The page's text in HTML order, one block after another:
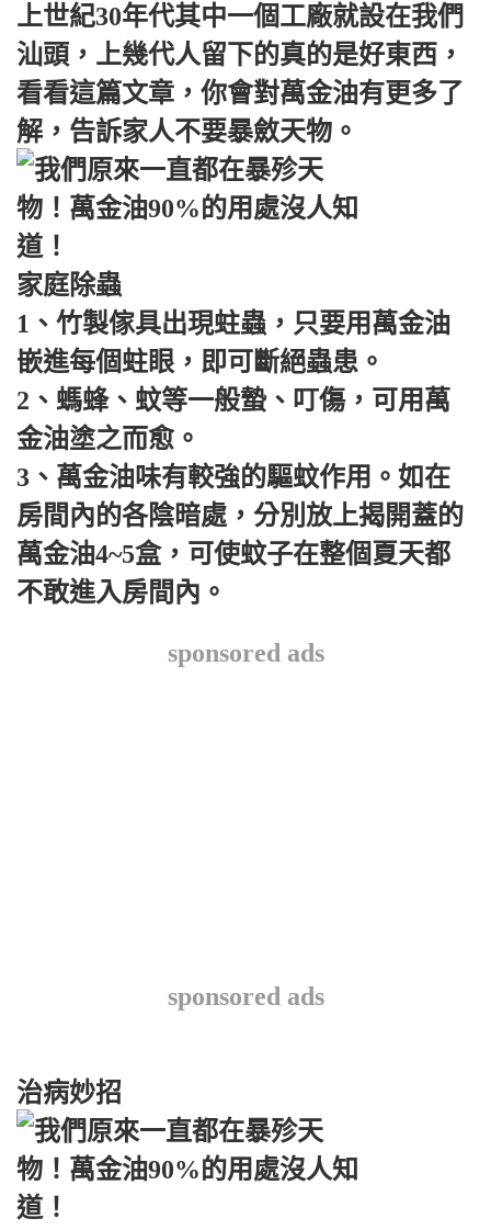
上世紀30年代其中一個工廠就設在我們
汕頭，上幾代人留下的真的是好東西，
看看這篇文章，你會對萬金油有更多了
解，告訴家人不要暴斂天物。
家庭除蟲
1、竹製傢具出現蛀蟲，只要用萬金油
嵌進每個蛀眼，即可斷絕蟲患。
2、螞蜂、蚊等一般蟄、叮傷，可用萬
金油塗之而愈。
3、萬金油味有較強的驅蚊作用。如在
房間內的各陰暗處，分別放上揭開蓋的
萬金油4~5盒，可使蚊子在整個夏天都
不敢進入房間內。
sponsored ads
sponsored ads
治病妙招